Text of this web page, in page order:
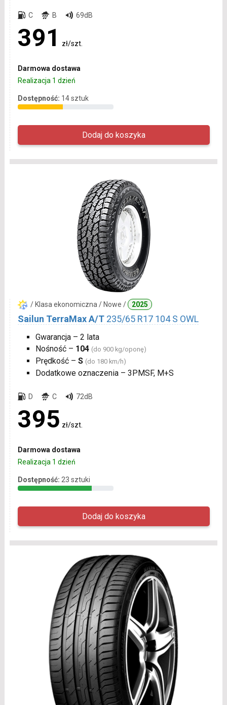
C B 69dB
391 zł/szt.
Darmowa dostawa
Realizacja 1 dzień
Dostępność: 14 sztuk
/ Klasa ekonomiczna / Nowe / 2025
Sailun TerraMax A/T 235/65 R17 104 S OWL
Gwarancja – 2 lata
Nośność – 104 (do 900 kg/oponę)
Prędkość – S (do 180 km/h)
Dodatkowe oznaczenia – 3PMSF, M+S
D C 72dB
395 zł/szt.
Darmowa dostawa
Realizacja 1 dzień
Dostępność: 23 sztuki